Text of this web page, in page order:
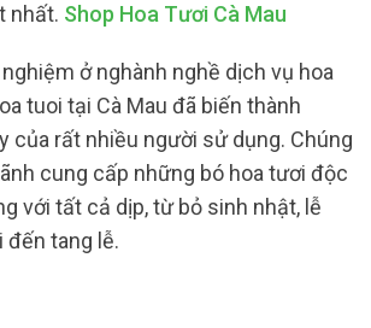
nhất. Shop Hoa Tươi Cà Mau
ở nghành nghề dịch vụ hoa
tuoi tại Cà Mau đã biến thành
của rất nhiều người sử dụng. Chúng
cung cấp những bó hoa tươi độc
với tất cả dịp, từ bỏ sinh nhật, lễ
đến tang lễ.